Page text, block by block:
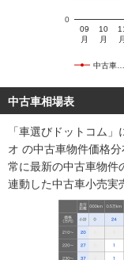
中古車…
09
月
10
月
月
0
中古車相場表
「車選びドットコム
オ の中古車物件価格
常に最新の中古車物件
連動した中古車小売実